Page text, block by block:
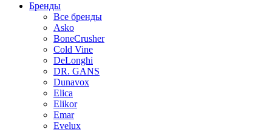
Бренды
Все бренды
Asko
BoneCrusher
Cold Vine
DeLonghi
DR. GANS
Dunavox
Elica
Elikor
Emar
Evelux